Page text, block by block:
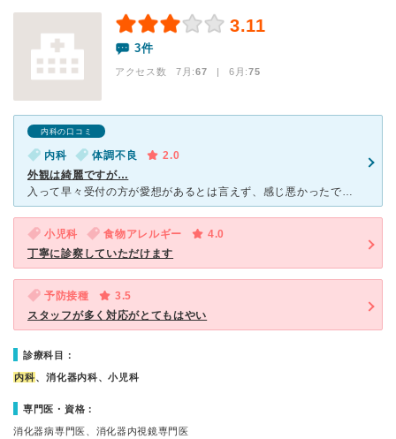
3.11
3件
アクセス数 7月:67 | 6月:75
内科の口コミ
内科 体調不良
2.0
外観は綺麗ですが…
入って早々受付の方が愛想があるとは言えず、感じ悪かったです。先生も検査について質問しても「そんな事も知らないの？」みたいな顔で淡々と説明してる感じがまた馬鹿にされてるみたいでした。２度と行きたくありま
小児科 食物アレルギー
4.0
丁寧に診察していただけます
予防接種
3.5
スタッフが多く対応がとてもはやい
診療科目：
内科、消化器内科、小児科
専門医・資格：
消化器病専門医、消化器内視鏡専門医